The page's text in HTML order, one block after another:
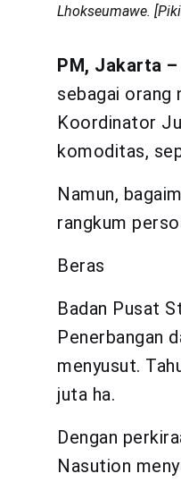
Lhokseumawe.
PM, Jakarta –
sebagai orang
Koordinator
komoditas,
Namun,
rangkum
Beras
Badan Pusat
Penerbangan
menyusut.
juta ha.
Dengan
Nasution